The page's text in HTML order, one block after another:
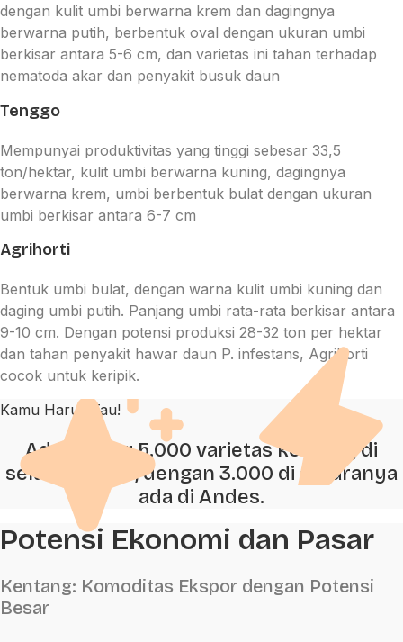
dengan kulit umbi berwarna krem dan dagingnya
berwarna putih, berbentuk oval dengan ukuran umbi
berkisar antara 5-6 cm, dan varietas ini tahan terhadap
nematoda akar dan penyakit busuk daun
Tenggo
Mempunyai produktivitas yang tinggi sebesar 33,5
ton/hektar, kulit umbi berwarna kuning, dagingnya
berwarna krem, umbi berbentuk bulat dengan ukuran
umbi berkisar antara 6-7 cm
Agrihorti
Bentuk umbi bulat, dengan warna kulit umbi kuning dan
daging umbi putih. Panjang umbi rata-rata berkisar antara
9-10 cm. Dengan potensi produksi 28-32 ton per hektar
dan tahan penyakit hawar daun P. infestans, Agrihorti
cocok untuk keripik.
Kamu Harus Tau!
Ada sekitar 5.000 varietas kentang di
seluruh dunia, dengan 3.000 di antaranya
ada di Andes.
Potensi Ekonomi dan Pasar
Kentang: Komoditas Ekspor dengan Potensi
Besar